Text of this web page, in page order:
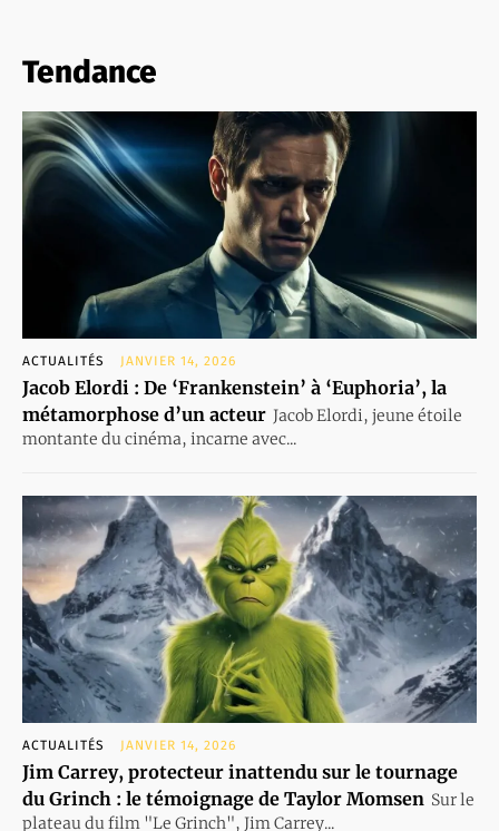
Tendance
ACTUALITÉS JANVIER 14, 2026
Jacob Elordi : De ‘Frankenstein’ à ‘Euphoria’, la
métamorphose d’un acteur Jacob Elordi, jeune étoile
montante du cinéma, incarne avec...
ACTUALITÉS JANVIER 14, 2026
Jim Carrey, protecteur inattendu sur le tournage
du Grinch : le témoignage de Taylor Momsen Sur le
plateau du film "Le Grinch", Jim Carrey...